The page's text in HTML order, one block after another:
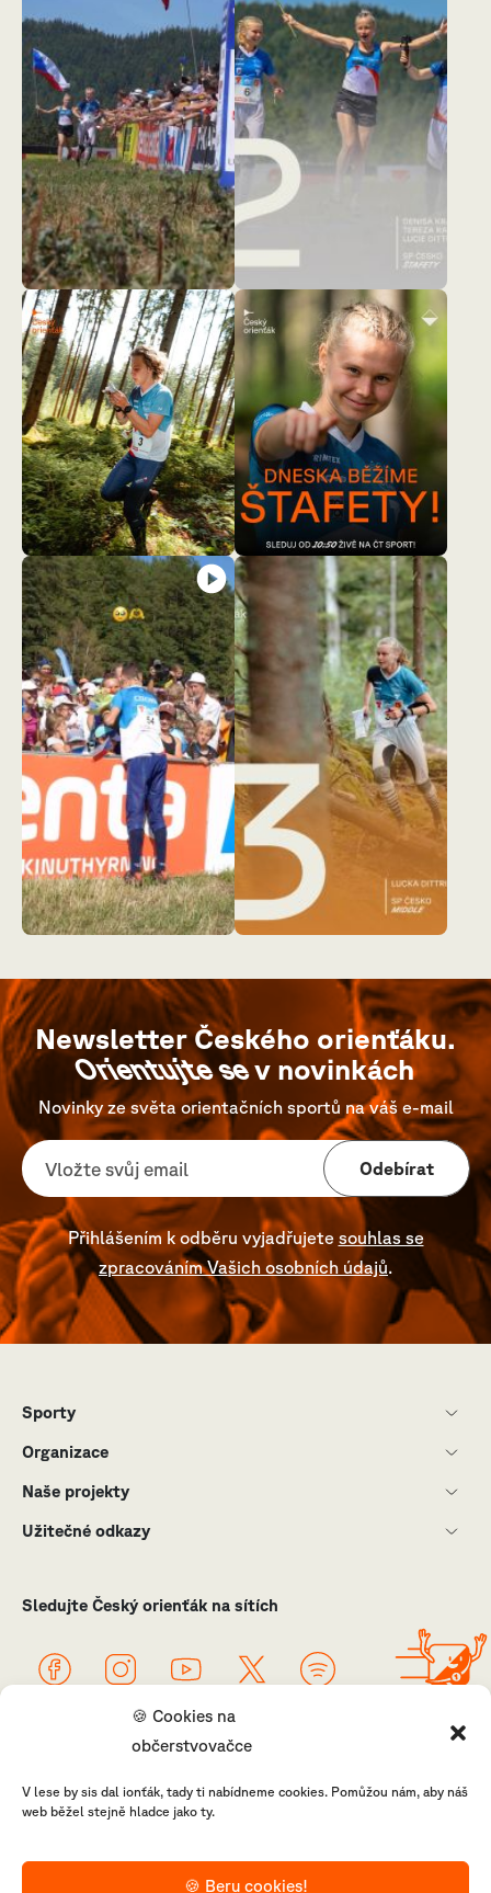
🍪 Cookies na
občerstvovačce
V lese by sis dal ionťák, tady ti nabídneme cookies. Pomůžou nám, aby náš
web běžel stejně hladce jako ty.
🍪 Beru cookies!
Newsletter Českého orienťáku.
Orientujte sev novinkách
Novinky ze světa orientačních sportů na váš e-mail
Odebírat
Přihlášením k odběru vyjadřujete souhlas se
zpracováním Vašich osobních údajů.
Sledujte Český orienťák na sítích
Sporty
Organizace
Naše projekty
Užitečné odkazy